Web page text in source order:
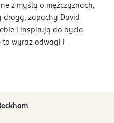
z myślą o mężczyznach,
drogą, zapachy David
i inspirują do bycia
to wyraz odwagi i